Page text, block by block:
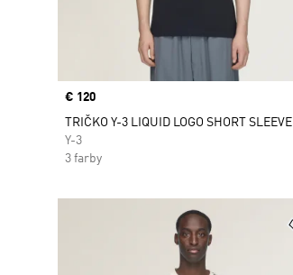
Price
€ 120
TRIČKO Y-3 LIQUID LOGO SHORT SLEEVE
Y-3
3 farby